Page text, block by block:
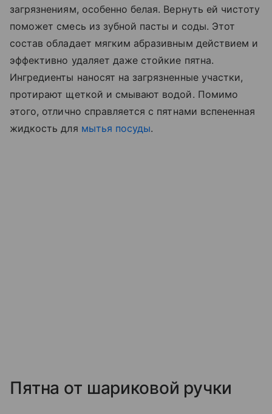
загрязнениям, особенно белая. Вернуть ей чистоту
поможет смесь из зубной пасты и соды. Этот
состав обладает мягким абразивным действием и
эффективно удаляет даже стойкие пятна.
Ингредиенты наносят на загрязненные участки,
протирают щеткой и смывают водой. Помимо
этого, отлично справляется с пятнами вспененная
жидкость для мытья посуды.
Пятна от шариковой ручки